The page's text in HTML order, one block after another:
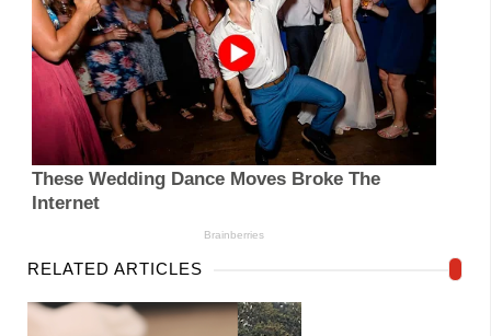
RELATED ARTICLES